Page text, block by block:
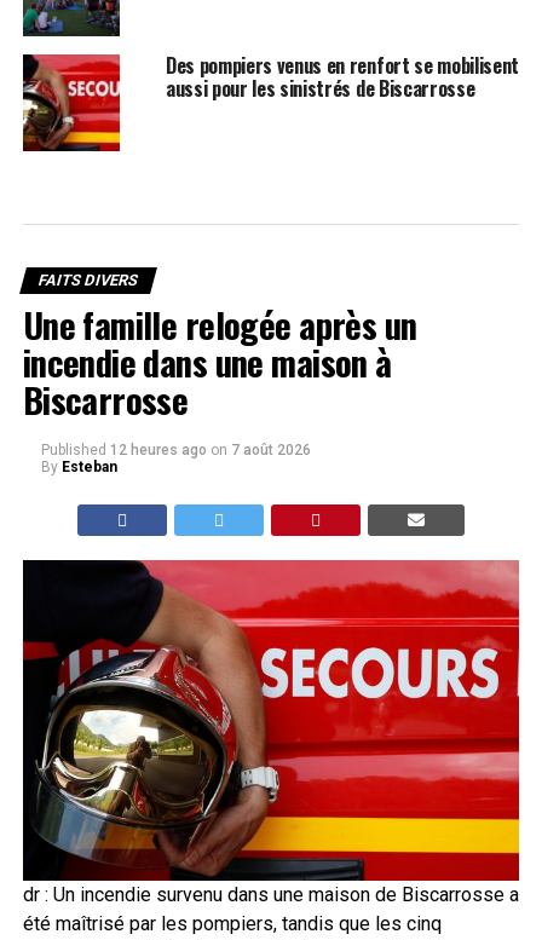
Des pompiers venus en renfort se mobilisent
aussi pour les sinistrés de Biscarrosse
FAITS DIVERS
Une famille relogée après un
incendie dans une maison à
Biscarrosse
Published 12 heures ago on 7 août 2026
By Esteban
dr : Un incendie survenu dans une maison de Biscarrosse a
été maîtrisé par les pompiers, tandis que les cinq